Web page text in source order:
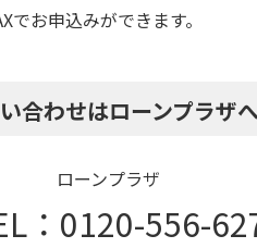
お申込みができます。
合わせはローンプラザへ
ローンプラザ
：0120-556-